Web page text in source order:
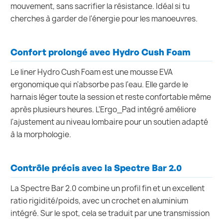
mouvement, sans sacrifier la résistance. Idéal si tu
cherches à garder de l'énergie pour les manoeuvres.
Confort prolongé avec Hydro Cush Foam
Le liner Hydro Cush Foam est une mousse EVA
ergonomique qui n'absorbe pas l'eau. Elle garde le
harnais léger toute la session et reste confortable même
après plusieurs heures. L'Ergo_Pad intégré améliore
l'ajustement au niveau lombaire pour un soutien adapté
à la morphologie.
Contrôle précis avec la Spectre Bar 2.0
La Spectre Bar 2.0 combine un profil fin et un excellent
ratio rigidité/poids, avec un crochet en aluminium
intégré. Sur le spot, cela se traduit par une transmission